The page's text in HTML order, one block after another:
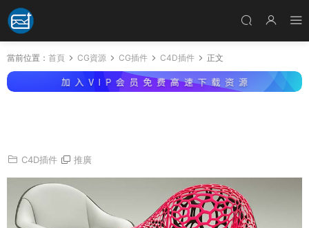
當前位置： 首頁 CG資源 CG插件 C4D插件 正文
C4D插件 推廣